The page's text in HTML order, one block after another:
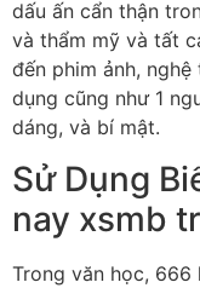
dấu ấn cẩn thận
và thẩm mỹ và tất
đến phim ảnh,
dụng cũng như 1
dáng, và bí mật.
Sử Dụng
nay xsmb
Trong văn học, 666